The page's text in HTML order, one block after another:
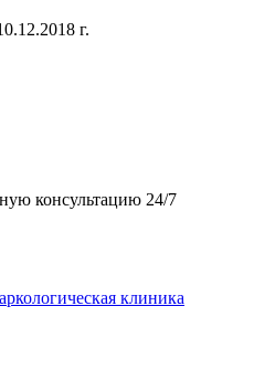
г.
консультацию 24/7
клиника